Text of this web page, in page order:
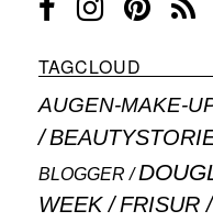
TAGCLOUD
AUGEN-MAKE-
BLOGGER
WEEK
FRISUR